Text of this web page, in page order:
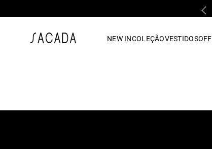
NEW INCOLEÇÃOVESTIDOSOFF
vestido midi
7º macacão